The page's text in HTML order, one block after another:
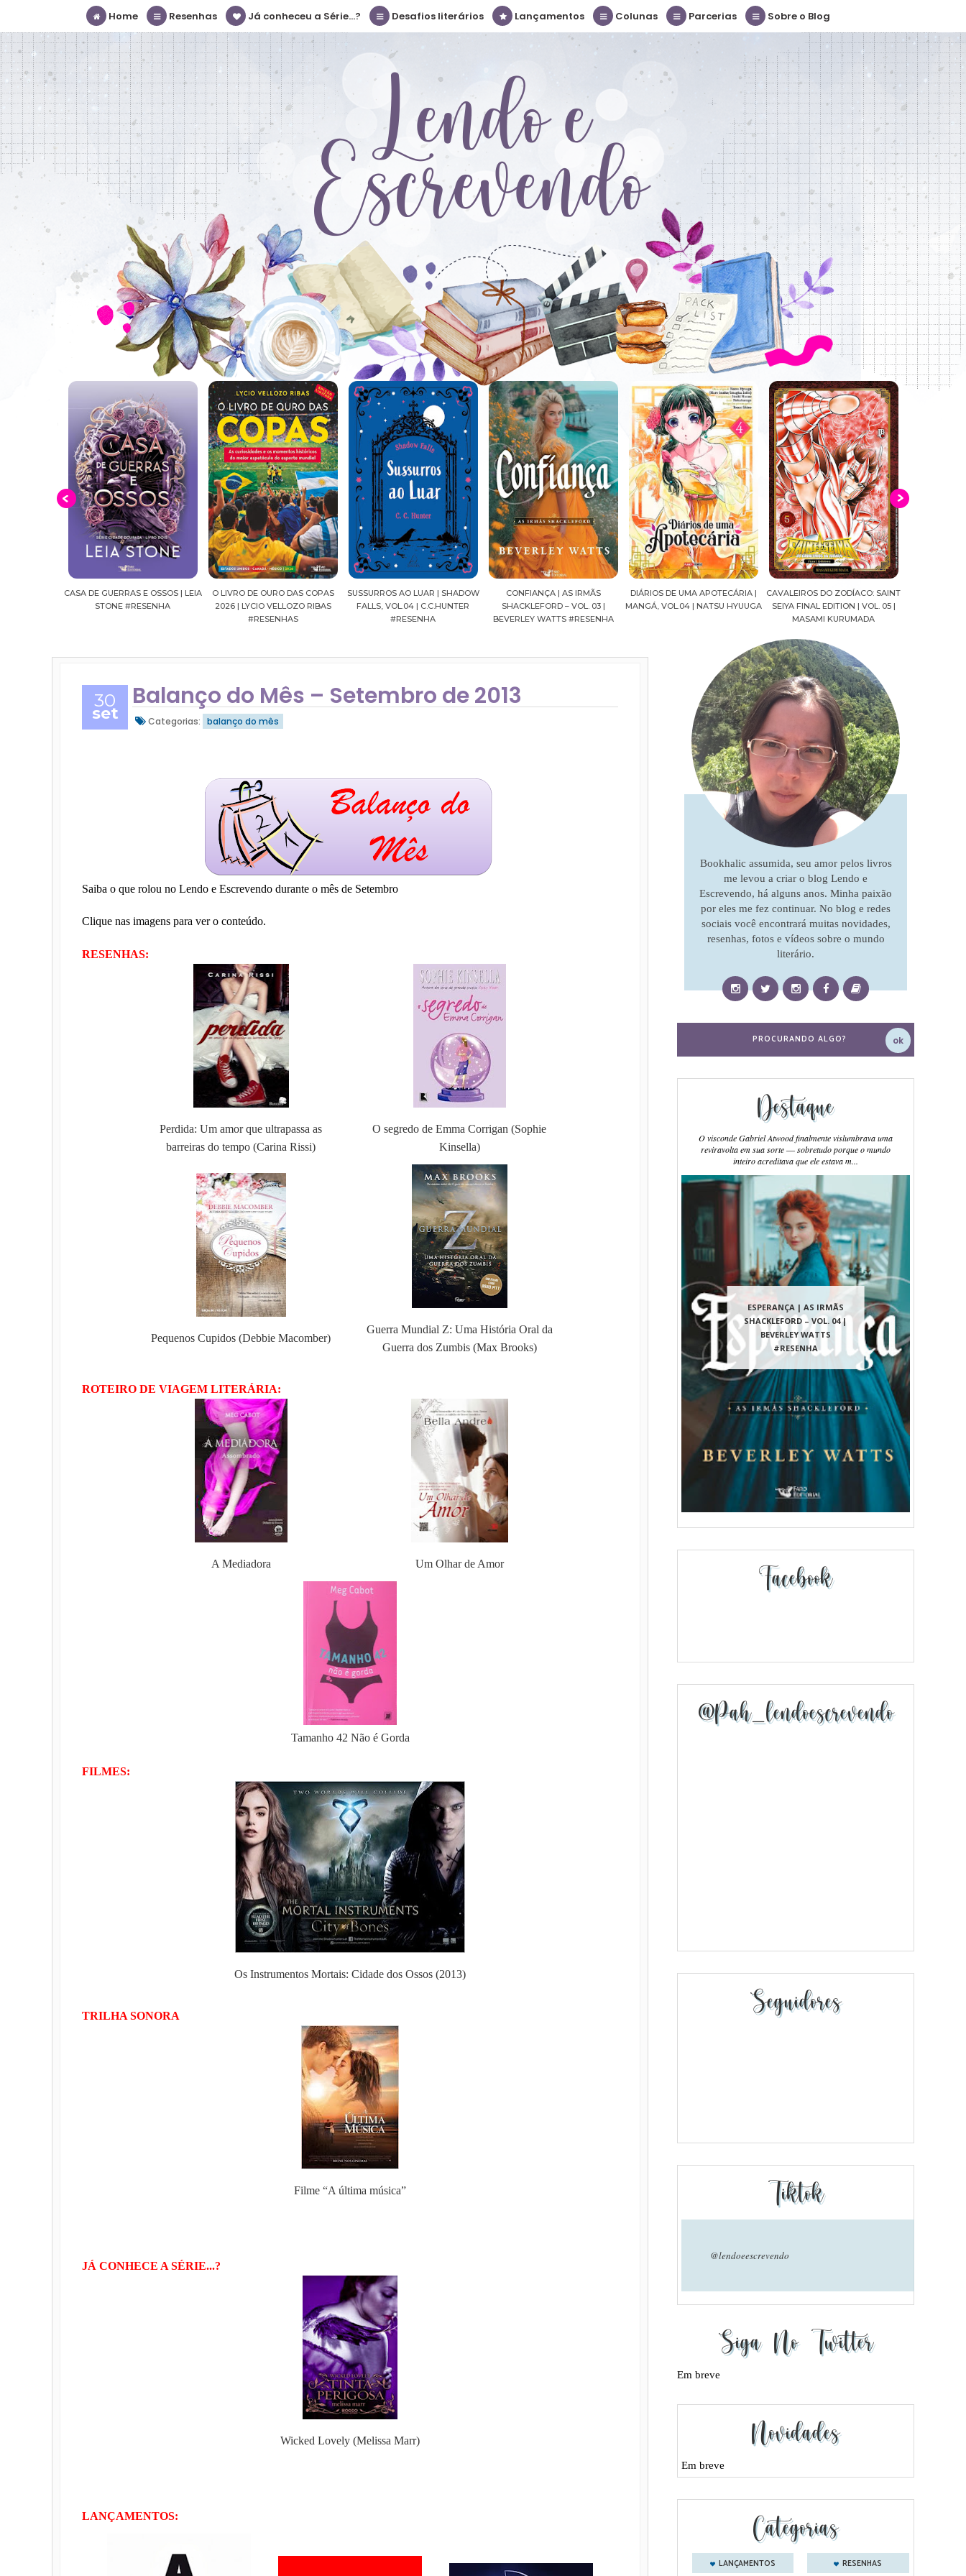
Home Resenhas Já conheceu a Série...? Desafios literários Lançamentos Colunas Parcerias Sobre o Blog
O LIVRO DE OURO DAS COPAS
2026 | LYCIO VELLOZO RIBAS
SUSSURROS AO LUAR | SHADOW
FALLS, VOL.04 | C.C.HUNTER
#RESENHA
CONFIANÇA | AS IRMÃS
SHACKLEFORD – VOL. 03 |
BEVERLEY WATTS #RESENHA
DIÁRIOS DE UMA APOTECÁRIA |
MANGÁ, VOL.04 | NATSU HYUUGA
CAVALEIROS DO ZODÍACO: SAINT
SEIYA FINAL EDITION | VOL. 05 |
CROWN OF WAR AND SHADOW |
J.R.WARD #RESENHA
30
set
Balanço do Mês – Setembro de 2013
Categorias: balanço do mês
Saiba o que rolou no Lendo e Escrevendo durante o mês de Setembro
Clique nas imagens para ver o conteúdo.
RESENHAS:
Perdida: Um amor que ultrapassa as
barreiras do tempo (Carina Rissi)
O segredo de Emma Corrigan (Sophie
Kinsella)
Pequenos Cupidos (Debbie Macomber)
Guerra Mundial Z: Uma História Oral da
Guerra dos Zumbis (Max Brooks)
ROTEIRO DE VIAGEM LITERÁRIA:
A Mediadora Um Olhar de Amor
Tamanho 42 Não é Gorda
FILMES:
Os Instrumentos Mortais: Cidade dos Ossos (2013)
TRILHA SONORA
Filme “A última música”
JÁ CONHECE A SÉRIE...?
Wicked Lovely (Melissa Marr)
LANÇAMENTOS:
Bookhalic assumida, seu amor pelos livros
me levou a criar o blog Lendo e
Escrevendo, há alguns anos. Minha paixão
por eles me fez continuar. No blog e redes
sociais você encontrará muitas novidades,
resenhas, fotos e vídeos sobre o mundo
literário.
Destaque
ESPERANÇA | AS IRMÃS
SHACKLEFORD – VOL. 04 |
BEVERLEY WATTS
#RESENHA
O visconde Gabriel Atwood finalmente vislumbrava uma
reviravolta em sua sorte ― sobretudo porque o mundo
inteiro acreditava que ele estava m...
Facebook
@pah_lendoescrevendo
Seguidores
Tiktok
@lendoeescrevendo
Siga No Twitter
Em breve
Novidades
Em breve
Categorias
LANÇAMENTOS RESENHAS